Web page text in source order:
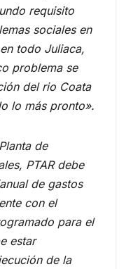
requisito
sociales en
todo Juliaca,
problema se
del rio Coata
lo más pronto».
de
PTAR debe
de gastos
con el
para el
estar
de la